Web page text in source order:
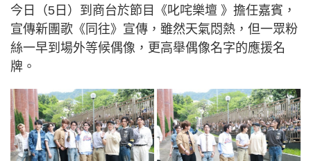
今日（5日）到商台於節目《叱咤樂壇 》擔任嘉賓，
宣傳新團歌《同往》宣傳，雖然天氣悶熱，但一眾粉
絲一早到場外等候偶像，更高舉偶像名字的應援名
牌。